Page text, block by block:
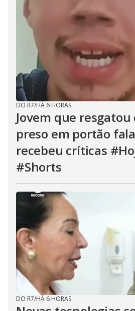
DO R7/HÁ 6 HORAS
Jovem que
preso em portão
recebeu críticas
#Shorts
DO R7/HÁ 6 HORAS